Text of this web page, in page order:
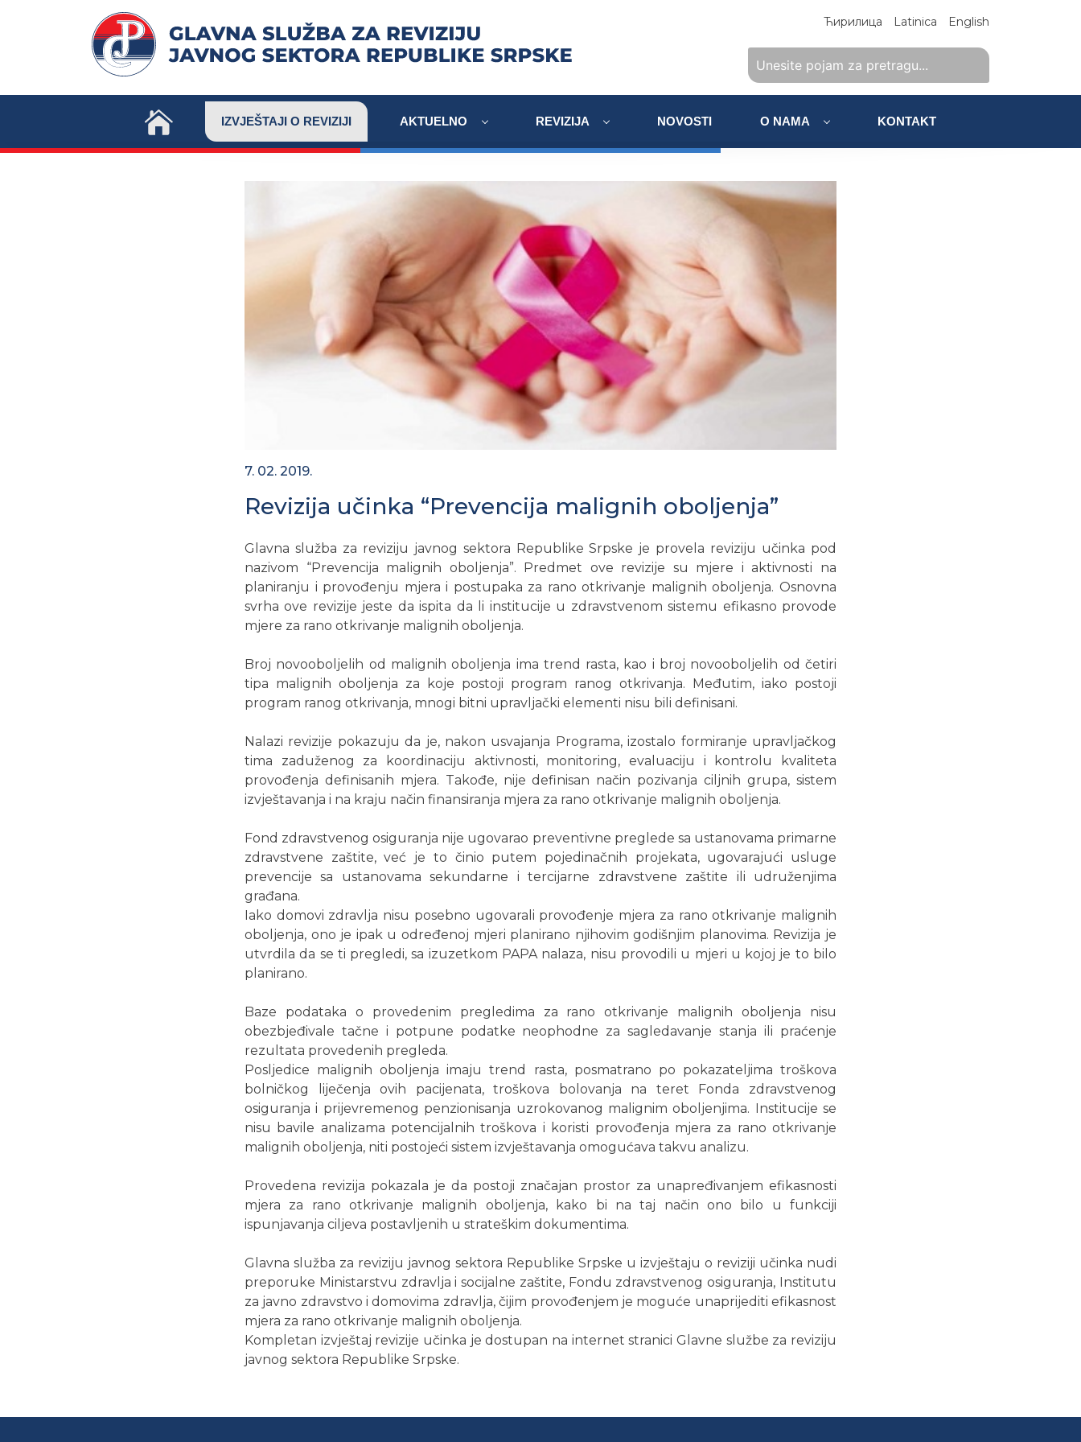
Ћирилица Latinica English
IZVJEŠTAJI O REVIZIJI AKTUELNO REVIZIJA NOVOSTI O NAMA KONTAKT
7. 02. 2019.
Revizija učinka “Prevencija malignih oboljenja”
Glavna služba za reviziju javnog sektora Republike Srpske je provela reviziju učinka pod
nazivom “Prevencija malignih oboljenja”. Predmet ove revizije su mjere i aktivnosti na
planiranju i provođenju mjera i postupaka za rano otkrivanje malignih oboljenja. Osnovna
svrha ove revizije jeste da ispita da li institucije u zdravstvenom sistemu efikasno provode
mjere za rano otkrivanje malignih oboljenja.
Broj novooboljelih od malignih oboljenja ima trend rasta, kao i broj novooboljelih od četiri
tipa malignih oboljenja za koje postoji program ranog otkrivanja. Međutim, iako postoji
program ranog otkrivanja, mnogi bitni upravljački elementi nisu bili definisani.
Nalazi revizije pokazuju da je, nakon usvajanja Programa, izostalo formiranje upravljačkog
tima zaduženog za koordinaciju aktivnosti, monitoring, evaluaciju i kontrolu kvaliteta
provođenja definisanih mjera. Takođe, nije definisan način pozivanja ciljnih grupa, sistem
izvještavanja i na kraju način finansiranja mjera za rano otkrivanje malignih oboljenja.
Fond zdravstvenog osiguranja nije ugovarao preventivne preglede sa ustanovama primarne
zdravstvene zaštite, već je to činio putem pojedinačnih projekata, ugovarajući usluge
prevencije sa ustanovama sekundarne i tercijarne zdravstvene zaštite ili udruženjima
građana.
Iako domovi zdravlja nisu posebno ugovarali provođenje mjera za rano otkrivanje malignih
oboljenja, ono je ipak u određenoj mjeri planirano njihovim godišnjim planovima. Revizija je
utvrdila da se ti pregledi, sa izuzetkom PAPA nalaza, nisu provodili u mjeri u kojoj je to bilo
planirano.
Baze podataka o provedenim pregledima za rano otkrivanje malignih oboljenja nisu
obezbjeđivale tačne i potpune podatke neophodne za sagledavanje stanja ili praćenje
rezultata provedenih pregleda.
Posljedice malignih oboljenja imaju trend rasta, posmatrano po pokazateljima troškova
bolničkog liječenja ovih pacijenata, troškova bolovanja na teret Fonda zdravstvenog
osiguranja i prijevremenog penzionisanja uzrokovanog malignim oboljenjima. Institucije se
nisu bavile analizama potencijalnih troškova i koristi provođenja mjera za rano otkrivanje
malignih oboljenja, niti postojeći sistem izvještavanja omogućava takvu analizu.
Provedena revizija pokazala je da postoji značajan prostor za unapređivanjem efikasnosti
mjera za rano otkrivanje malignih oboljenja, kako bi na taj način ono bilo u funkciji
ispunjavanja ciljeva postavljenih u strateškim dokumentima.
Glavna služba za reviziju javnog sektora Republike Srpske u izvještaju o reviziji učinka nudi
preporuke Ministarstvu zdravlja i socijalne zaštite, Fondu zdravstvenog osiguranja, Institutu
za javno zdravstvo i domovima zdravlja, čijim provođenjem je moguće unaprijediti efikasnost
mjera za rano otkrivanje malignih oboljenja.
Kompletan izvještaj revizije učinka je dostupan na internet stranici Glavne službe za reviziju
javnog sektora Republike Srpske.